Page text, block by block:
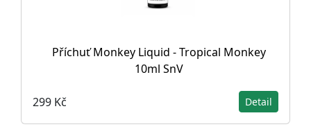
Příchuť Monkey Liquid - Tropical Monkey
10ml SnV
299 Kč Detail